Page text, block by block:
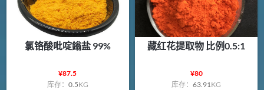
氯铬酸吡啶鎓盐 99%
¥87.5
库存： 0.5KG
藏红花提取物 比例0.5:1
¥80
库存：63.91KG